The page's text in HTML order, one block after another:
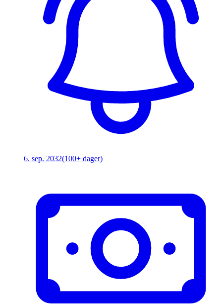
6. sep. 2032(100+ dager)